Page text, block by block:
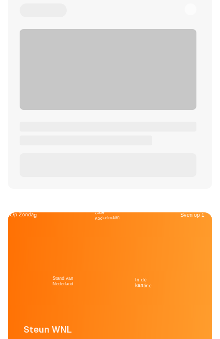
Steun WNL
Op Zondag
Stand van
Nederland
Café
Kockelmann
In de
kantine
Sven op 1